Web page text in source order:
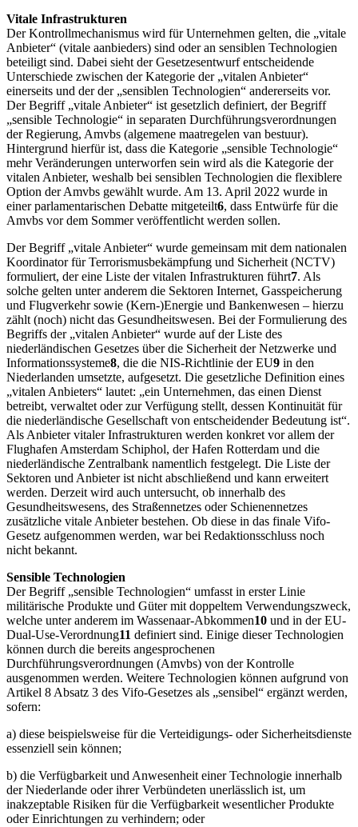
Vitale Infrastrukturen
Der Kontrollmechanismus wird für Unternehmen gelten, die „vitale
Anbieter“ (vitale aanbieders) sind oder an sensiblen Technologien
beteiligt sind. Dabei sieht der Gesetzesentwurf entscheidende
Unterschiede zwischen der Kategorie der „vitalen Anbieter“
einerseits und der der „sensiblen Technologien“ andererseits vor.
Der Begriff „vitale Anbieter“ ist gesetzlich definiert, der Begriff
„sensible Technologie“ in separaten Durchführungsverordnungen
der Regierung, Amvbs (algemene maatregelen van bestuur).
Hintergrund hierfür ist, dass die Kategorie „sensible Technologie“
mehr Veränderungen unterworfen sein wird als die Kategorie der
vitalen Anbieter, weshalb bei sensiblen Technologien die flexiblere
Option der Amvbs gewählt wurde. Am 13. April 2022 wurde in
einer parlamentarischen Debatte mitgeteilt6, dass Entwürfe für die
Amvbs vor dem Sommer veröffentlicht werden sollen.
Der Begriff „vitale Anbieter“ wurde gemeinsam mit dem nationalen
Koordinator für Terrorismusbekämpfung und Sicherheit (NCTV)
formuliert, der eine Liste der vitalen Infrastrukturen führt7. Als
solche gelten unter anderem die Sektoren Internet, Gasspeicherung
und Flugverkehr sowie (Kern-)Energie und Bankenwesen – hierzu
zählt (noch) nicht das Gesundheitswesen. Bei der Formulierung des
Begriffs der „vitalen Anbieter“ wurde auf der Liste des
niederländischen Gesetzes über die Sicherheit der Netzwerke und
Informationssysteme8, die die NIS-Richtlinie der EU9 in den
Niederlanden umsetzte, aufgesetzt. Die gesetzliche Definition eines
„vitalen Anbieters“ lautet: „ein Unternehmen, das einen Dienst
betreibt, verwaltet oder zur Verfügung stellt, dessen Kontinuität für
die niederländische Gesellschaft von entscheidender Bedeutung ist“.
Als Anbieter vitaler Infrastrukturen werden konkret vor allem der
Flughafen Amsterdam Schiphol, der Hafen Rotterdam und die
niederländische Zentralbank namentlich festgelegt. Die Liste der
Sektoren und Anbieter ist nicht abschließend und kann erweitert
werden. Derzeit wird auch untersucht, ob innerhalb des
Gesundheitswesens, des Straßennetzes oder Schienennetzes
zusätzliche vitale Anbieter bestehen. Ob diese in das finale Vifo-
Gesetz aufgenommen werden, war bei Redaktionsschluss noch
nicht bekannt.
Sensible Technologien
Der Begriff „sensible Technologien“ umfasst in erster Linie
militärische Produkte und Güter mit doppeltem Verwendungszweck,
welche unter anderem im Wassenaar-Abkommen10 und in der EU-
Dual-Use-Verordnung11 definiert sind. Einige dieser Technologien
können durch die bereits angesprochenen
Durchführungsverordnungen (Amvbs) von der Kontrolle
ausgenommen werden. Weitere Technologien können aufgrund von
Artikel 8 Absatz 3 des Vifo-Gesetzes als „sensibel“ ergänzt werden,
sofern:
a) diese beispielsweise für die Verteidigungs- oder Sicherheitsdienste
essenziell sein können;
b) die Verfügbarkeit und Anwesenheit einer Technologie innerhalb
der Niederlande oder ihrer Verbündeten unerlässlich ist, um
inakzeptable Risiken für die Verfügbarkeit wesentlicher Produkte
oder Einrichtungen zu verhindern; oder